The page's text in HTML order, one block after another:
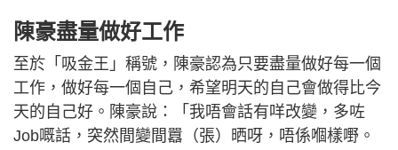
陳豪盡量做好工作
至於「吸金王」稱號，陳豪認為只要盡量做好每一個
工作，做好每一個自己，希望明天的自己會做得比今
天的自己好。陳豪說：「我唔會話有咩改變，多咗
Job嘅話，突然間變間囂（張）晒呀，唔係嗰樣嘢。